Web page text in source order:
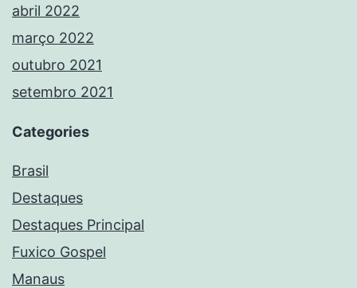
abril 2022
março 2022
outubro 2021
setembro 2021
Categories
Brasil
Destaques
Destaques Principal
Fuxico Gospel
Manaus